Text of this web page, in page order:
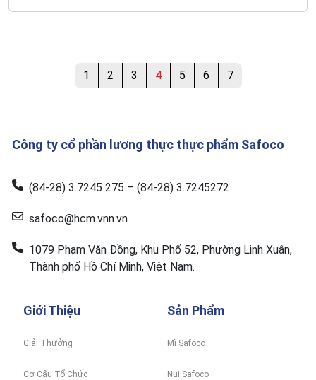
1 2 3 4 5 6 7
Công ty cổ phần lương thực thực phẩm Safoco
(84-28) 3.7245 275 – (84-28) 3.7245272
safoco@hcm.vnn.vn
1079 Phạm Văn Đồng, Khu Phố 52, Phường Linh Xuân,
Thành phố Hồ Chí Minh, Việt Nam.
Giới Thiệu
Giải Thưởng
Cơ Cấu Tổ Chức
Sản Phẩm
Mì Safoco
Nui Safoco